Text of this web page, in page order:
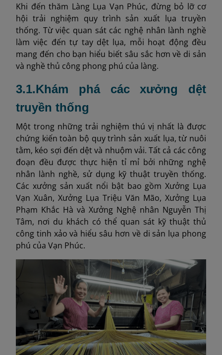
Khi đến thăm Làng Lụa Vạn Phúc, đừng bỏ lỡ cơ
hội trải nghiệm quy trình sản xuất lụa truyền
thống. Từ việc quan sát các nghệ nhân lành nghề
làm việc đến tự tay dệt lụa, mỗi hoạt động đều
mang đến cho bạn hiểu biết sâu sắc hơn về di sản
và nghề thủ công phong phú của làng.
3.1.Khám phá các xưởng dệt
truyền thống
Một trong những trải nghiệm thú vị nhất là được
chứng kiến toàn bộ quy trình sản xuất lụa, từ nuôi
tằm, kéo sợi đến dệt và nhuộm vải. Tất cả các công
đoạn đều được thực hiện tỉ mỉ bởi những nghệ
nhân lành nghề, sử dụng kỹ thuật truyền thống.
Các xưởng sản xuất nổi bật bao gồm Xưởng Lụa
Vạn Xuân, Xưởng Lụa Triệu Văn Mão, Xưởng Lụa
Phạm Khắc Hà và Xưởng Nghệ nhân Nguyễn Thị
Tâm, nơi du khách có thể quan sát kỹ thuật thủ
công tinh xảo và hiểu sâu hơn về di sản lụa phong
phú của Vạn Phúc.